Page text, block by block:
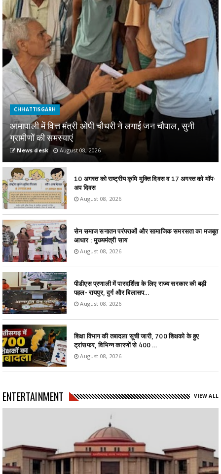
CHHATTISGARH
आमापाली में वित्त मंत्री ओपी चौधरी ने लगाई जन चौपाल, सुनी
ग्रामीणों की समस्याएं
News desk August 08, 2026
10 अगस्त को राष्ट्रीय कृमि मुक्ति दिवस व 17 अगस्त को मॉप-
अप दिवस
August 08, 2026
सेन समाज सनातन परंपराओं और सामाजिक समरसता का मजबूत
आधार : मुख्यमंत्री साय
August 08, 2026
पीडीएस प्रणाली में पारदर्शिता के लिए राज्य सरकार की बड़ी
पहल- रायपुर, दुर्ग और बिलासप...
August 08, 2026
शिक्षा विभाग की तबादला सूची जारी, 700 शिक्षको के हुए
ट्रांसफर, विभिन्न कारणों से 400 ...
August 08, 2026
ENTERTAINMENT VIEW ALL